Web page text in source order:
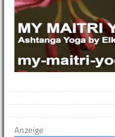
Anzeige